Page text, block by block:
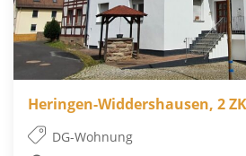
Heringen-Widdershausen, 2
DG-Wohnung